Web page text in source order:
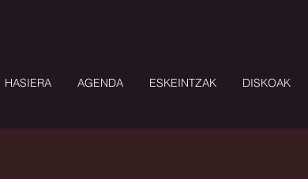
HASIERA AGENDA ESKEINTZAK DISKOAK